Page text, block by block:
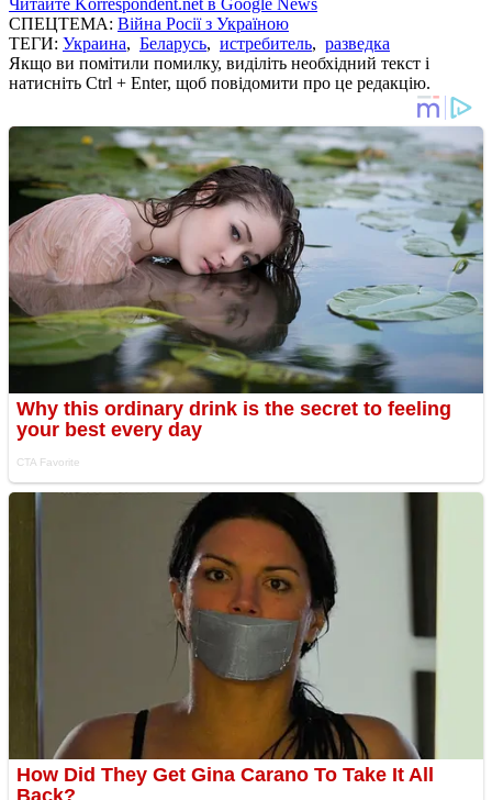
СПЕЦТЕМА: Війна Росії з Україною
ТЕГИ: Украина, Беларусь, истребитель, разведка
Якщо ви помітили помилку, виділіть необхідний текст і
натисніть Ctrl + Enter, щоб повідомити про це редакцію.